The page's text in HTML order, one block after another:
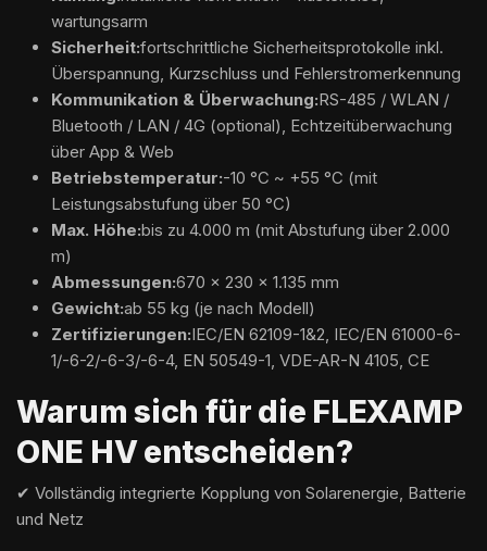
wartungsarm
Sicherheit:fortschrittliche Sicherheitsprotokolle inkl.
Überspannung, Kurzschluss und Fehlerstromerkennung
Kommunikation & Überwachung:RS-485 / WLAN /
Bluetooth / LAN / 4G (optional), Echtzeitüberwachung
über App & Web
Betriebstemperatur:-10 °C ~ +55 °C (mit
Leistungsabstufung über 50 °C)
Max. Höhe:bis zu 4.000 m (mit Abstufung über 2.000
m)
Abmessungen:670 × 230 × 1.135 mm
Gewicht:ab 55 kg (je nach Modell)
Zertifizierungen:IEC/EN 62109-1&2, IEC/EN 61000-6-
1/-6-2/-6-3/-6-4, EN 50549-1, VDE-AR-N 4105, CE
Warum sich für die FLEXAMP
ONE HV entscheiden?
✔ Vollständig integrierte Kopplung von Solarenergie, Batterie
und Netz